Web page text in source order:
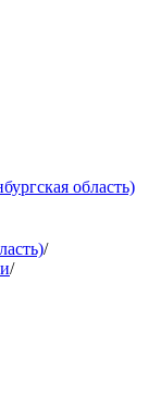
область)
/
/